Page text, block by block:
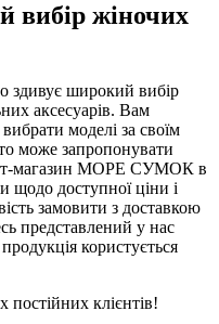
вибір жіночих
здивує широкий вибір
аксесуарів. Вам
моделі за своїм
може запропонувати
магазин МОРЕ СУМОК в
щодо доступної ціни і
замовити з доставкою
представлений у нас
користується
постійних клієнтів!